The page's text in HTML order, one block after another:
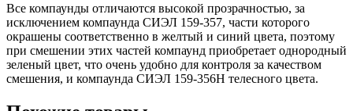
Все компаунды отличаются высокой прозрачностью, за
исключением компаунда СИЭЛ 159-357, части которого
окрашены соответственно в желтый и синий цвета, поэтому
при смешении этих частей компаунд приобретает однородный
зеленый цвет, что очень удобно для контроля за качеством
смешения, и компаунда СИЭЛ 159-356Н телесного цвета.